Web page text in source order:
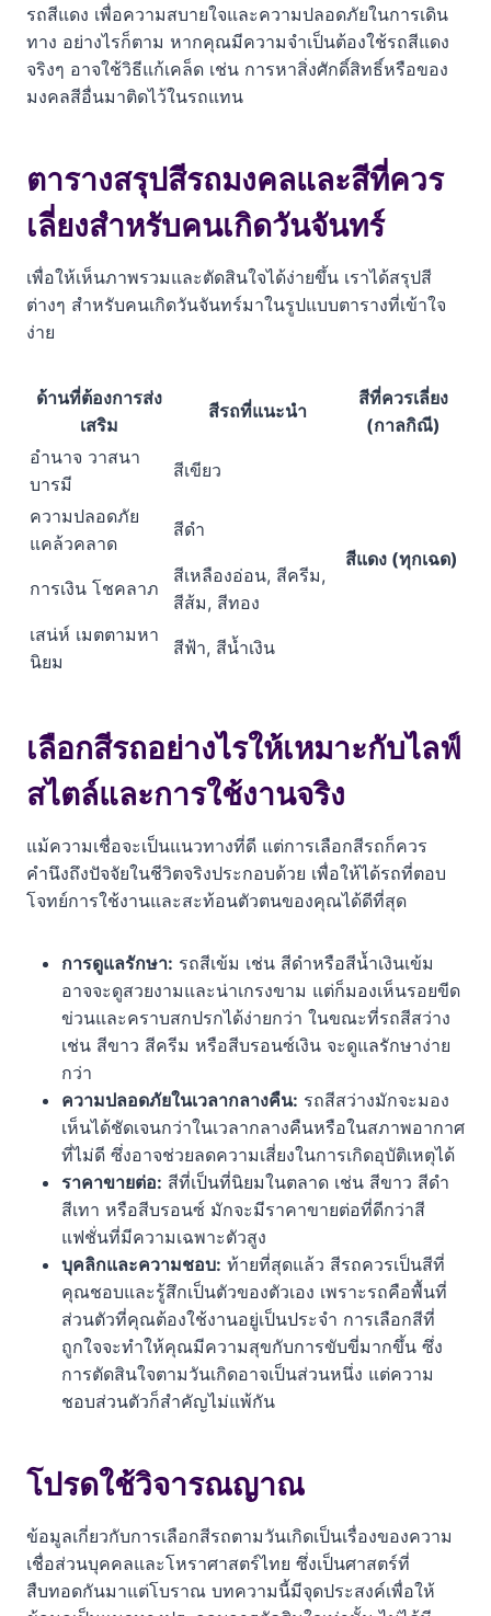
รถสีแดง เพื่อความสบายใจและความปลอดภัยในการเดิน
ทาง อย่างไรก็ตาม หากคุณมีความจำเป็นต้องใช้รถสีแดง
จริงๆ อาจใช้วิธีแก้เคล็ด เช่น การหาสิ่งศักดิ์สิทธิ์หรือของ
มงคลสีอื่นมาติดไว้ในรถแทน
ตารางสรุปสีรถมงคลและสีที่ควร
เลี่ยงสำหรับคนเกิดวันจันทร์
เพื่อให้เห็นภาพรวมและตัดสินใจได้ง่ายขึ้น เราได้สรุปสี
ต่างๆ สำหรับคนเกิดวันจันทร์มาในรูปแบบตารางที่เข้าใจ
ง่าย
ด้านที่ต้องการส่ง
เสริม
สีรถที่แนะนำ
สีที่ควรเลี่ยง
(กาลกิณี)
อำนาจ วาสนา
บารมี
สีเขียว
สีแดง (ทุกเฉด)
ความปลอดภัย
แคล้วคลาด
สีดำ
การเงิน โชคลาภ
สีเหลืองอ่อน, สีครีม,
สีส้ม, สีทอง
เสน่ห์ เมตตามหา
นิยม
สีฟ้า, สีน้ำเงิน
เลือกสีรถอย่างไรให้เหมาะกับไลฟ์
สไตล์และการใช้งานจริง
แม้ความเชื่อจะเป็นแนวทางที่ดี แต่การเลือกสีรถก็ควร
คำนึงถึงปัจจัยในชีวิตจริงประกอบด้วย เพื่อให้ได้รถที่ตอบ
โจทย์การใช้งานและสะท้อนตัวตนของคุณได้ดีที่สุด
การดูแลรักษา: รถสีเข้ม เช่น สีดำหรือสีน้ำเงินเข้ม
อาจจะดูสวยงามและน่าเกรงขาม แต่ก็มองเห็นรอยขีด
ข่วนและคราบสกปรกได้ง่ายกว่า ในขณะที่รถสีสว่าง
เช่น สีขาว สีครีม หรือสีบรอนซ์เงิน จะดูแลรักษาง่าย
กว่า
ความปลอดภัยในเวลากลางคืน: รถสีสว่างมักจะมอง
เห็นได้ชัดเจนกว่าในเวลากลางคืนหรือในสภาพอากาศ
ที่ไม่ดี ซึ่งอาจช่วยลดความเสี่ยงในการเกิดอุบัติเหตุได้
ราคาขายต่อ: สีที่เป็นที่นิยมในตลาด เช่น สีขาว สีดำ
สีเทา หรือสีบรอนซ์ มักจะมีราคาขายต่อที่ดีกว่าสี
แฟชั่นที่มีความเฉพาะตัวสูง
บุคลิกและความชอบ: ท้ายที่สุดแล้ว สีรถควรเป็นสีที่
คุณชอบและรู้สึกเป็นตัวของตัวเอง เพราะรถคือพื้นที่
ส่วนตัวที่คุณต้องใช้งานอยู่เป็นประจำ การเลือกสีที่
ถูกใจจะทำให้คุณมีความสุขกับการขับขี่มากขึ้น ซึ่ง
การตัดสินใจตามวันเกิดอาจเป็นส่วนหนึ่ง แต่ความ
ชอบส่วนตัวก็สำคัญไม่แพ้กัน
โปรดใช้วิจารณญาณ
ข้อมูลเกี่ยวกับการเลือกสีรถตามวันเกิดเป็นเรื่องของความ
เชื่อส่วนบุคคลและโหราศาสตร์ไทย ซึ่งเป็นศาสตร์ที่
สืบทอดกันมาแต่โบราณ บทความนี้มีจุดประสงค์เพื่อให้